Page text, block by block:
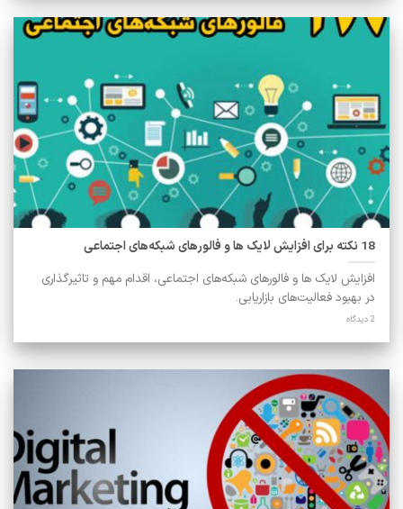
18 نکته برای افزایش لایک ها و فالورهای شبکه‌های اجتماعی
افزایش لایک ها و فالورهای شبکه‌های اجتماعی، اقدام مهم و تاثیرگذاری
در بهبود فعالیت‌های بازاریابی.
2 دیدگاه